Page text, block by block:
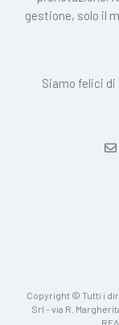
gestione, solo il
Siamo felici
Copyright © Tutti i
Srl - via R.